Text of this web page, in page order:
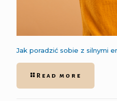
Jak poradzić sobie z silnymi
Read more